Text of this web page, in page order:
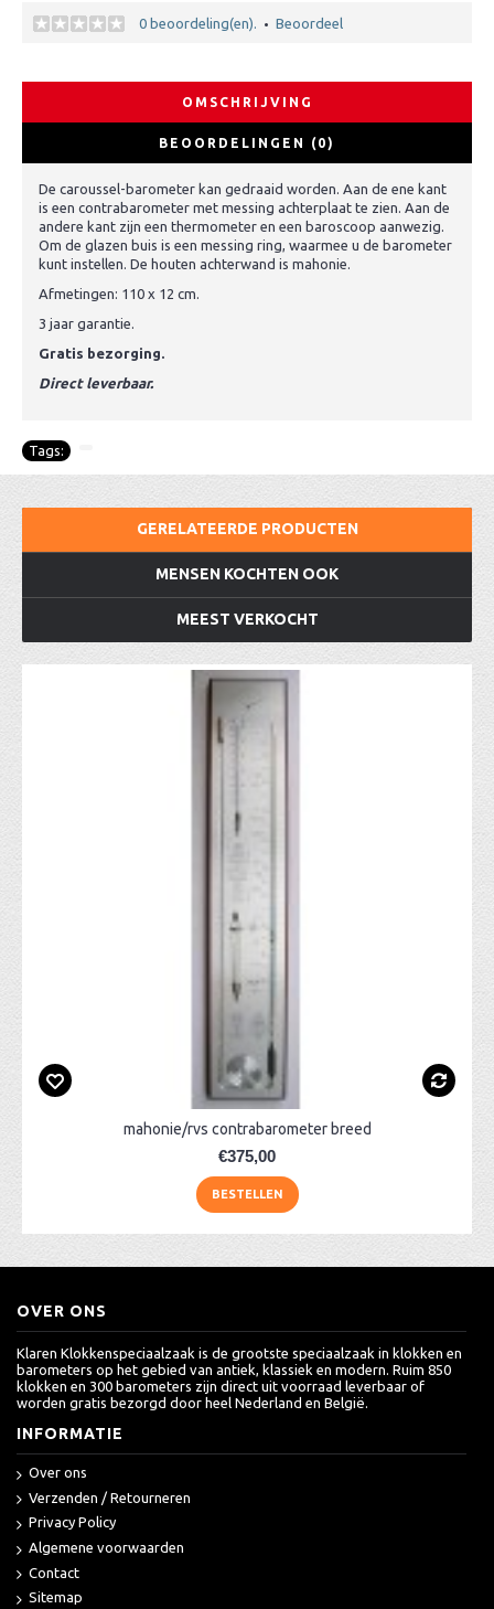
0 beoordeling(en). • Beoordeel
OMSCHRIJVING
BEOORDELINGEN (0)
De caroussel-barometer kan gedraaid worden. Aan de ene kant
is een contrabarometer met messing achterplaat te zien. Aan de
andere kant zijn een thermometer en een baroscoop aanwezig.
Om de glazen buis is een messing ring, waarmee u de barometer
kunt instellen. De houten achterwand is mahonie.
Afmetingen: 110 x 12 cm.
3 jaar garantie.
Gratis bezorging.
Direct leverbaar.
Tags:
GERELATEERDE PRODUCTEN
MENSEN KOCHTEN OOK
MEEST VERKOCHT
mahonie/rvs contrabarometer breed
€375,00
BESTELLEN
OVER ONS
Klaren Klokkenspeciaalzaak is de grootste speciaalzaak in klokken en
barometers op het gebied van antiek, klassiek en modern. Ruim 850
klokken en 300 barometers zijn direct uit voorraad leverbaar of
worden gratis bezorgd door heel Nederland en België.
INFORMATIE
Over ons
Verzenden / Retourneren
Privacy Policy
Algemene voorwaarden
Contact
Sitemap